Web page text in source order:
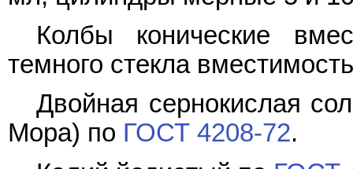
Колбы конические
темного стекла
Двойная сернокислая
Мора) по ГОСТ 4208-72.